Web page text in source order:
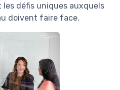
les défis uniques auxquels
doivent faire face.